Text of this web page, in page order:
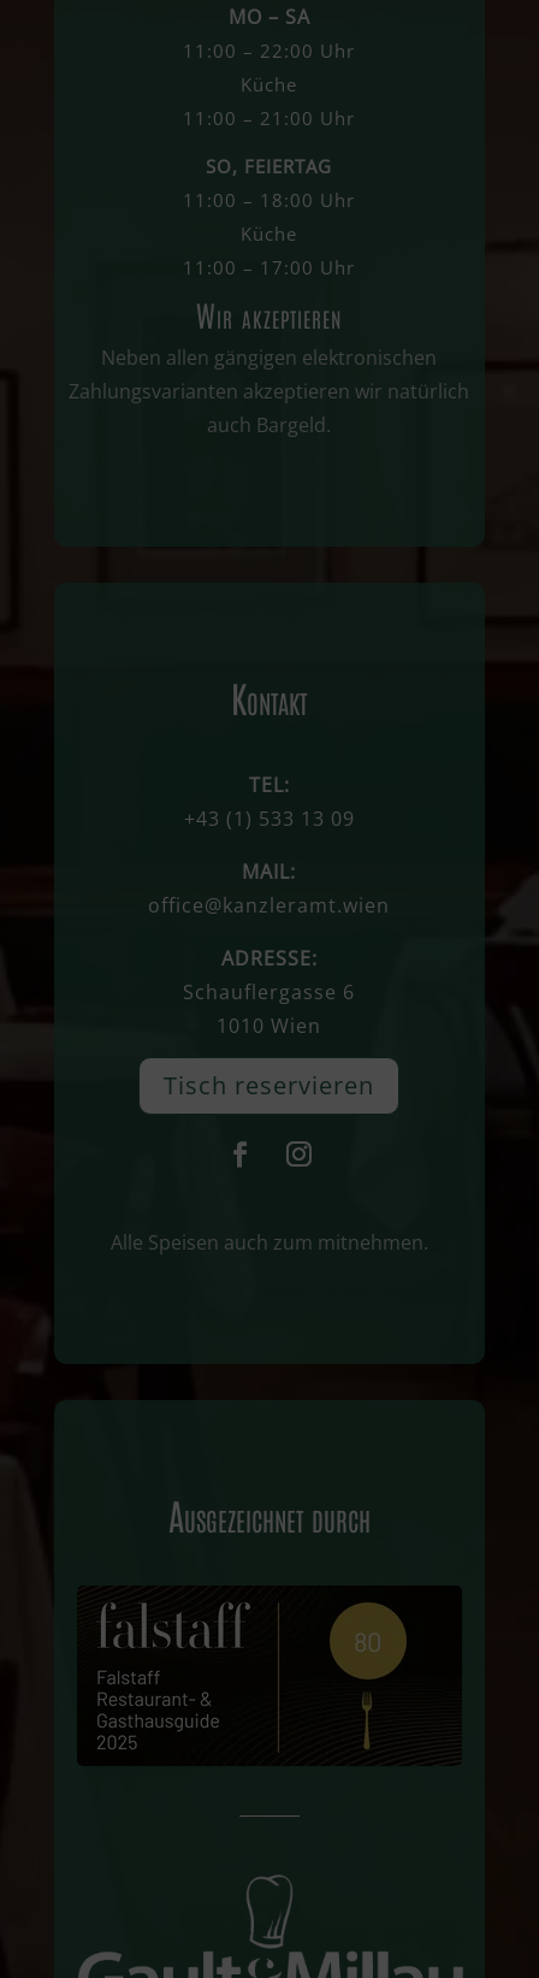
MO – SA
11:00 – 22:00 Uhr
Küche
11:00 – 21:00 Uhr
SO, FEIERTAG
11:00 – 18:00 Uhr
Küche
11:00 – 17:00 Uhr
Wir akzeptieren
Neben allen gängigen elektronischen
Zahlungsvarianten akzeptieren wir natürlich
auch Bargeld.
Kontakt
TEL:
+43 (1) 533 13 09
MAIL:
office@kanzleramt.wien
ADRESSE:
Schauflergasse 6
1010 Wien
Tisch reservieren
Alle Speisen auch zum mitnehmen.
Ausgezeichnet durch